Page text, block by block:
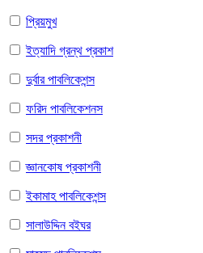
প্রিয়মুখ
ইত্যাদি গ্রন্থ প্রকাশ
দুর্বার পাবলিকেশন্স
ফরিদ পাবলিকেশনস
সদর প্রকাশনী
জ্ঞানকোষ প্রকাশনী
ইকামাহ পাবলিকেশন্স
সালাউদ্দিন বইঘর